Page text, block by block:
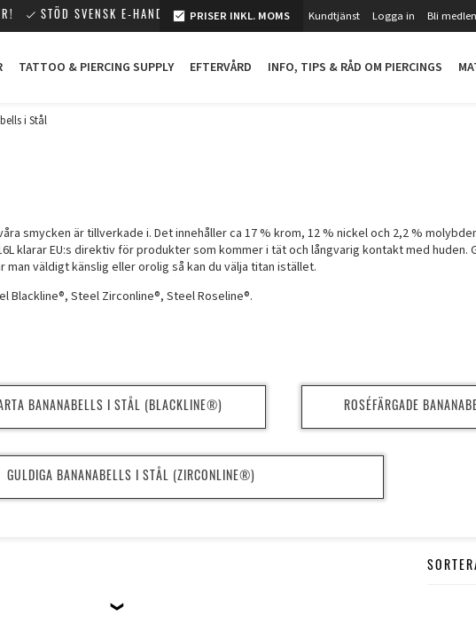
STÖD SVENSK E-HANDEL! PRISER INKL. MOMS Kundtjänst Logga in Bli
TATTOO & PIERCING SUPPLY EFTERVÅRD INFO, TIPS & RÅD OM PIERCINGS
i Stål
smycken är tillverkade i. Det innehåller ca 17 % krom, 12 % nickel och 2,2 %
klarar EU:s direktiv för produkter som kommer i tät och långvarig kontakt med huden.
väldigt känslig eller orolig så kan du välja titan istället.
Steel Zirconline®, Steel Roseline®.
BANANABELLS I STÅL (BLACKLINE®) ROSÉFÄRGADE
GULDIGA BANANABELLS I STÅL (ZIRCONLINE®)